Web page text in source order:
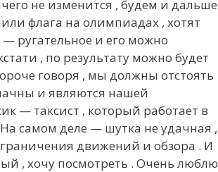
не изменится , будем и дальше
флага на олимпиадах , хотят
ругательное и его можно
, по результату можно будет
говоря , мы должны отстоять
и являются нашей
— таксист , который работает в
самом деле — шутка не удачная ,
движений и обзора . И
, хочу посмотреть . Очень люблю